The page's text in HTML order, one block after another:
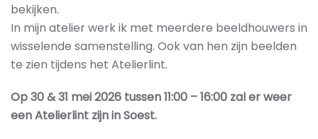
bekijken.
In mijn atelier werk ik met meerdere beeldhouwers in
wisselende samenstelling. Ook van hen zijn beelden
te zien tijdens het Atelierlint.
Op 30 & 31 mei 2026 tussen 11:00 – 16:00 zal er weer
een Atelierlint zijn in Soest.